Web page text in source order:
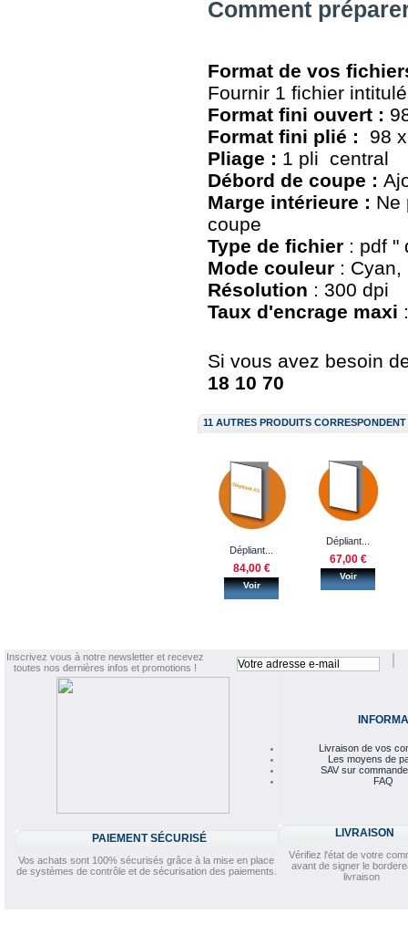
Comment
Format de vos
Fournir 1 fichier
Format fini ouvert :
Format fini plié :
98
Pliage : 1 pli central
Débord de coupe :
Marge intérieure : Ne
coupe
Type de fichier : pdf "
Mode couleur :
Résolution : 300 dpi
Taux d'encrage maxi
Si vous avez besoin
18 10 70
11 AUTRES PRODUITS
Dépliant...
84,00 €
Voir
Dépliant...
67,00 €
Voir
Inscrivez vous à notre newsletter et recevez
toutes nos dernières infos et promotions !
Livraison de vos
Les moyens de
SAV sur
FAQ
PAIEMENT SÉCURISÉ
Vos achats sont 100% sécurisés grâce à la mise en place
de systèmes de contrôle et de sécurisation des paiements.
LIVRAISON
Vérifiez l'état de votre
avant de signer le
livraison